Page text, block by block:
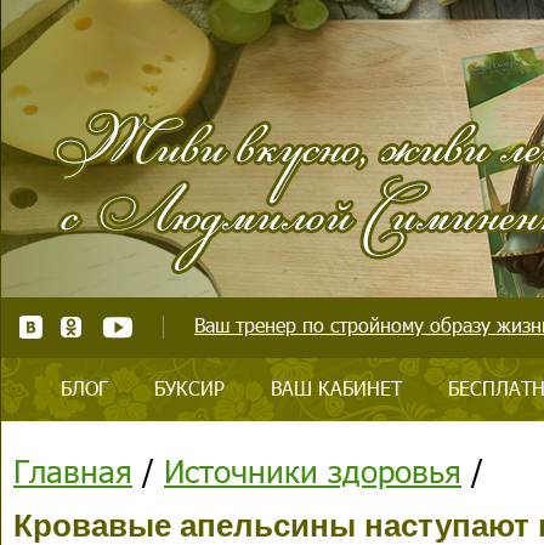
Ваш тренер по стройному образу
БЛОГ БУКСИР ВАШ КАБИНЕТ
Главная / Источники здоровья /
Кровавые апельсины наступают